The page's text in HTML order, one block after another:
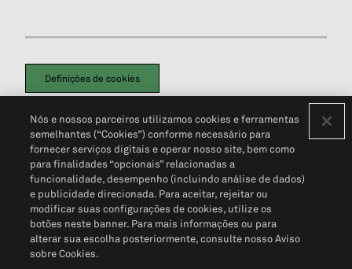
Definições de cookies
Política de PrivacidadePortal de privacidade do cliente (em inglês)
Não Venda Minhas Informações Pessoais© 2026 S&P Global
Nós e nossos parceiros utilizamos cookies e ferramentas
semelhantes (“Cookies”) conforme necessário para
fornecer serviços digitais e operar nosso site, bem como
para finalidades “opcionais” relacionadas a
funcionalidade, desempenho (incluindo análise de dados)
e publicidade direcionada. Para aceitar, rejeitar ou
modificar suas configurações de cookies, utilize os
botões neste banner. Para mais informações ou para
alterar sua escolha posteriormente, consulte nosso Aviso
sobre Cookies.